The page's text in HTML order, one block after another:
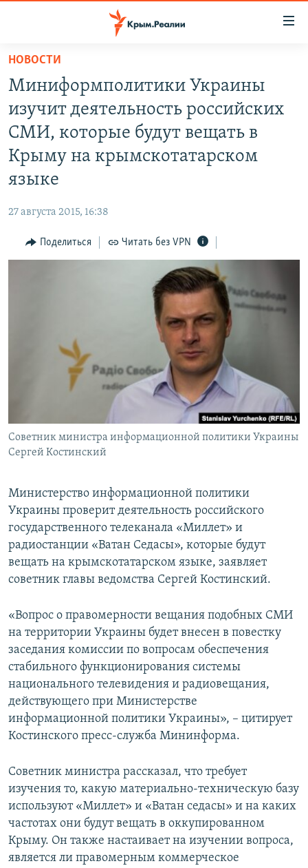
Вернуться
основному
содержанию
Вернутся
главной
навигации
НОВОСТИ
СПЕЦПРОЕКТЫ
ГРУЗ 200
ВОДА
ИСТОРИЯ
ЕЩЕ
ТЕЛЕПРОЕКТ КРЫМ.РЕАЛИИ
КРЫМ.НЕПОКОРЕННЫЙ
УКРАИНСКАЯ ПРОБЛЕМА КРЫМА
КАК ОБОЙТИ БЛОКИРОВКУ
Українською
Все сайты RFE/RL
НОВОСТИ
Миниформполитики Украины
изучит деятельность российских
СМИ, которые будут вещать в
Крыму на крымскотатарском
языке
27 августа 2015, 16:38
Поделиться Читать без VPN
Советник министра информационной политики Украины
Сергей Костинский
Министерство информационной политики
Украины проверит деятельность российского
государственного телеканала «Миллет» и
радиостанции «Ватан Седасы», которые будут
вещать на крымскотатарском языке, заявляет
советник главы ведомства Сергей Костинский.
«Вопрос о правомерности вещания подобных СМИ
на территории Украины будет внесен в повестку
заседания комиссии по вопросам обеспечения
стабильного функционирования системы
национального телевидения и радиовещания,
действующего при Министерстве
информационной политики Украины», – цитирует
Костинского пресс-служба Мининформа.
Советник министра рассказал, что требует
изучения то, какую материально-техническую базу
используют «Миллет» и «Ватан седасы» и на каких
частотах они будут вещать в оккупированном
Крыму. Он также настаивает на изучении вопроса,
является ли правомерным коммерческое